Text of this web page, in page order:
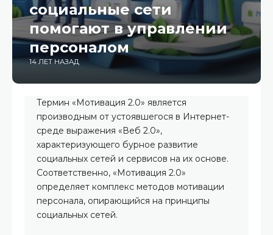
социальные сети
помогают в управлении
персоналом
14 ЛЕТ НАЗАД
Термин «Мотивация 2.0» является
производным от устоявшегося в Интернет-
среде выражения «Веб 2.0»,
характеризующего бурное развитие
социальных сетей и сервисов на их основе.
Соответственно, «Мотивация 2.0»
определяет комплекс методов мотивации
персонала, опирающийся на принципы
социальных сетей.